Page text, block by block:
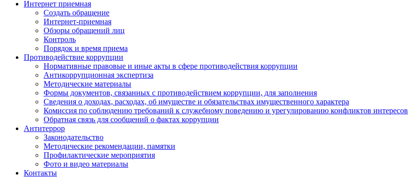
Интернет приемная
Создать обращение
Интернет-приемная
Обзоры обращений лиц
Контроль
Порядок и время приема
Противодействие коррупции
Нормативные правовые и иные акты в сфере противодействия коррупции
Антикоррупционная экспертиза
Методические материалы
Формы документов, связанных с противодействием коррупции, для заполнения
Сведения о доходах, расходах, об имуществе и обязательствах имущественного характера
Комиссия по соблюдению требований к служебному поведению и урегулированию конфликтов интересов
Обратная связь для сообщений о фактах коррупции
Антитеррор
Законодательство
Методические рекомендации, памятки
Профилактические мероприятия
Фото и видео материалы
Контакты